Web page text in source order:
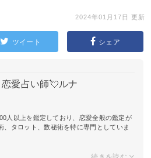
2024年01月17日 更新
ツイート シェア
愛占い師💘ルナ
人以上を鑑定しており、恋愛全般の鑑定が
、タロット、数秘術を特に専門としていま